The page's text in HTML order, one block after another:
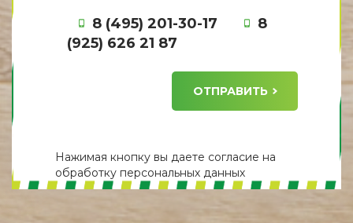
8 (495) 201-30-17
8
(925) 626 21 87
ОТПРАВИТЬ
Нажимая кнопку вы даете согласие на
обработку персональных данных